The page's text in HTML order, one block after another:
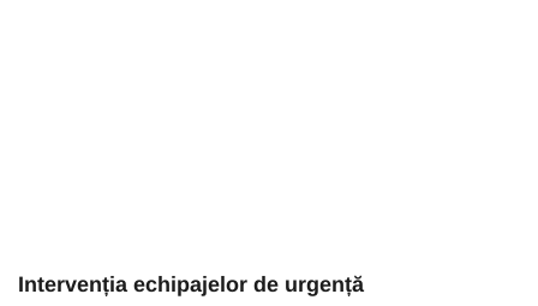
Intervenția echipajelor de urgență